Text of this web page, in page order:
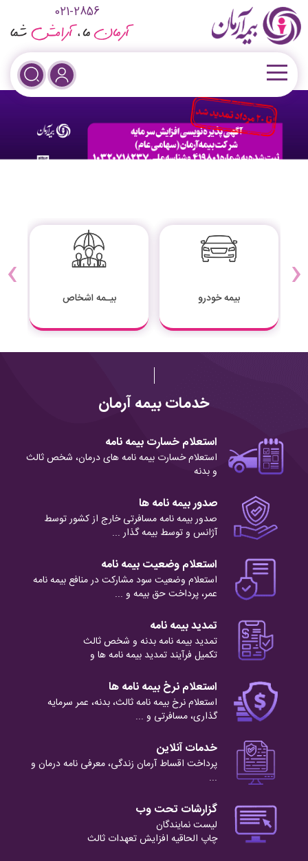
021-2856
بیمه خودرو بیـمه اشخاص ‹
›
خدمات بیمه آرمان
استعلام خسارت بیمه نامه
استعلام خسارت بیمه نامه های درمان، شخص ثالث
و بدنه
صدور بیمه نامه ها
صدور بیمه نامه مسافرتی خارج از کشور توسط
آژانس و توسط بیمه گذار ...
استعلام وضعیت بیمه نامه
استعلام وضعیت سود مشارکت در منافع بیمه نامه
عمر، پرداخت حق بیمه و ...
تمدید بیمه نامه
تمدید بیمه نامه بدنه و شخص ثالث
تکمیل فرآیند تمدید بیمه نامه ها و
استعلام نرخ بیمه نامه ها
استعلام نرخ بیمه نامه ثالث، بدنه، عمر سرمایه
گذاری، مسافرتی و ...
خدمات آنلاین
پرداخت اقساط آرمان زندگی، معرفی نامه درمان و
...
گزارشات تحت وب
لیست نمایندگان
چاپ الحاقیه افزایش تعهدات ثالث